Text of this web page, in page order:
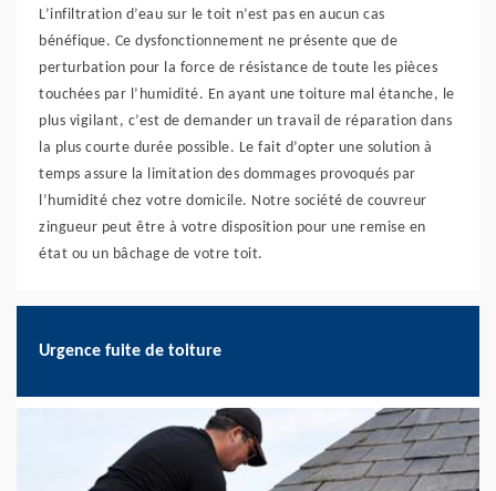
L’infiltration d’eau sur le toit n’est pas en aucun cas
bénéfique. Ce dysfonctionnement ne présente que de
perturbation pour la force de résistance de toute les pièces
touchées par l’humidité. En ayant une toiture mal étanche, le
plus vigilant, c’est de demander un travail de réparation dans
la plus courte durée possible. Le fait d’opter une solution à
temps assure la limitation des dommages provoqués par
l’humidité chez votre domicile. Notre société de couvreur
zingueur peut être à votre disposition pour une remise en
état ou un bâchage de votre toit.
Urgence fuite de toiture